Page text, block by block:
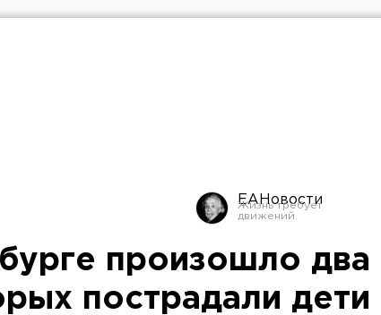
ЕАНовости
произошло два
пострадали дети